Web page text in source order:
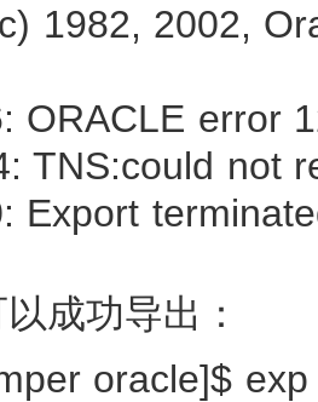
1982, 2002,
ORACLE error
TNS:could not
Export
成功导出：
oracle]$